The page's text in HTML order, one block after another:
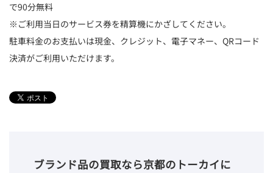
で90分無料
※ご利用当日のサービス券を精算機にかざしてください。
駐車料金のお支払いは現金、クレジット、電子マネー、QRコード
決済がご利用いただけます。
ブランド品の買取なら京都のトーカイに